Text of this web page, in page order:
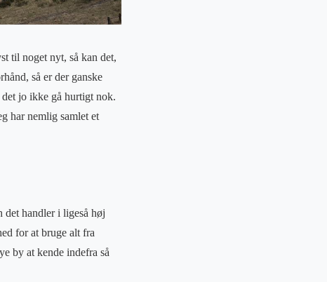
til noget nyt, så kan det,
så er der ganske
jo ikke gå hurtigt nok.
har nemlig samlet et
handler i ligeså høj
for at bruge alt fra
by at kende indefra så